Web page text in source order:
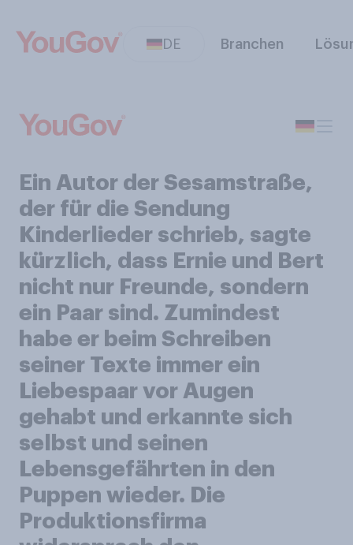
DE Branchen
Ein Autor der Sesamstraße,
der für die Sendung
Kinderlieder schrieb, sagte
kürzlich, dass Ernie und Bert
nicht nur Freunde, sondern
ein Paar sind. Zumindest
habe er beim Schreiben
seiner Texte immer ein
Liebespaar vor Augen
gehabt und erkannte sich
selbst und seinen
Lebensgefährten in den
Puppen wieder. Die
Produktionsfirma